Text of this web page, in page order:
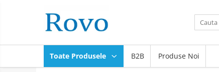
Toate Produsele
Corpuri de Iluminat
Intrerupatoare - Relee - Senzori
Toate Produsele B2B Produse Noi